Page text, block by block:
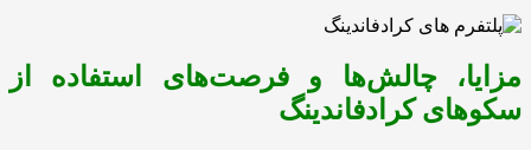
مزایا، چالش‌ها و فرصت‌های استفاده از
سکوهای کرادفاندینگ